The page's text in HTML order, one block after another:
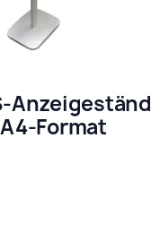
Format